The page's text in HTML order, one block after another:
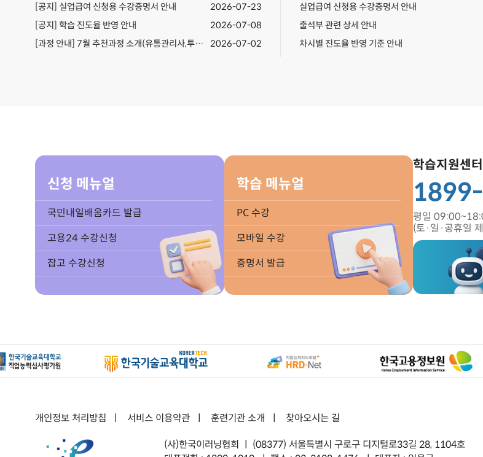
[공지] 실업급여 신청용 수강증명서 안내
2026-07-23
[공지] ​학습 진도율 반영 안내
2026-07-08
[과정 안내] 7월 추천과정 소개(유통관리사,투자자산운용사)
2026-07-02
실업급여 신청용 수강증명서 안내
출석부 관련 상세 안내
차시별 진도율 반영 기준 안내
신청 메뉴얼
국민내일배움카드 발급
고용24 수강신청
잡고 수강신청
학습 메뉴얼
PC 수강
모바일 수강
증명서 발급
학습지원센터
평일
(토·일·공휴일
개인정보 처리방침 ㅣ 서비스 이용약관 ㅣ 훈련기관 소개 ㅣ 찾아오시는 길
(사)한국이러닝협회 ㅣ (08377) 서울특별시 구로구 디지털로33길 28, 1104호